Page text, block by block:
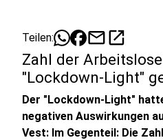
Teilen: mailopen_in_new
Zahl der
"Lockdown-Light"
Der "Lockdown-Light"
negativen Auswirkungen
Vest: Im Gegenteil: Die